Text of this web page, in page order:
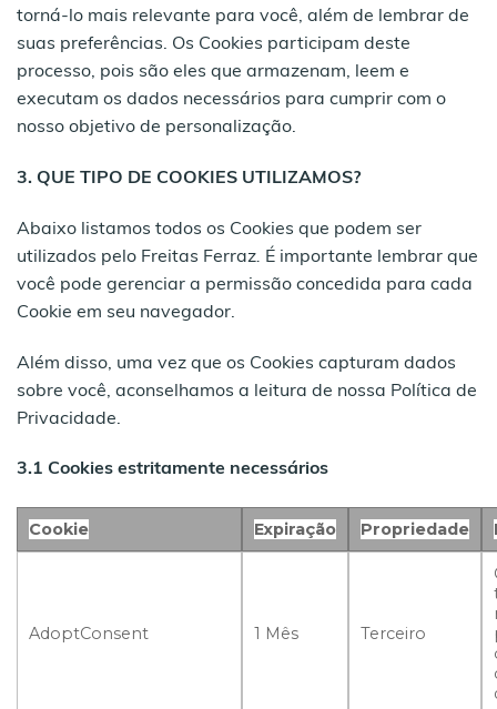
torná-lo mais relevante para você, além de lembrar de
suas preferências. Os Cookies participam deste
processo, pois são eles que armazenam, leem e
executam os dados necessários para cumprir com o
nosso objetivo de personalização.
3. QUE TIPO DE COOKIES UTILIZAMOS?
Abaixo listamos todos os Cookies que podem ser
utilizados pelo Freitas Ferraz. É importante lembrar que
você pode gerenciar a permissão concedida para cada
Cookie em seu navegador.
Além disso, uma vez que os Cookies capturam dados
sobre você, aconselhamos a leitura de nossa Política de
Privacidade.
3.1 Cookies estritamente necessários
Cookie Expiração Propriedade
AdoptConsent 1 Mês Terceiro